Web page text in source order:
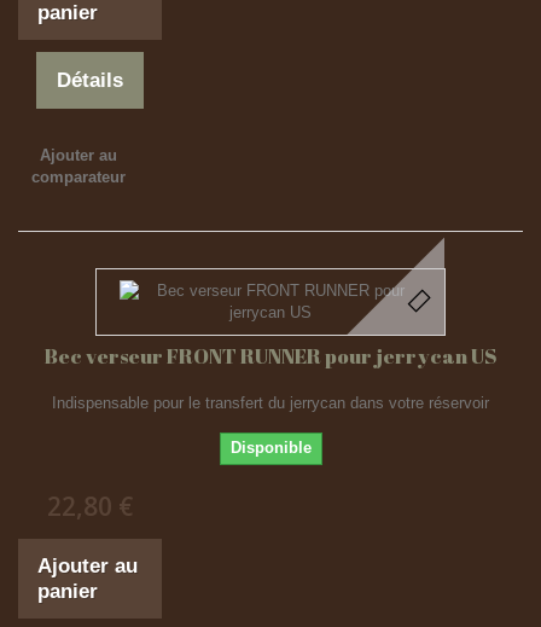
panier
Détails
Ajouter au
comparateur
Bec verseur FRONT RUNNER pour jerrycan US
Indispensable pour le transfert du jerrycan dans votre réservoir
Disponible
22,80 €
Ajouter au
panier